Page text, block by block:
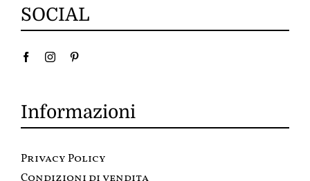
SOCIAL
Informazioni
Privacy Policy